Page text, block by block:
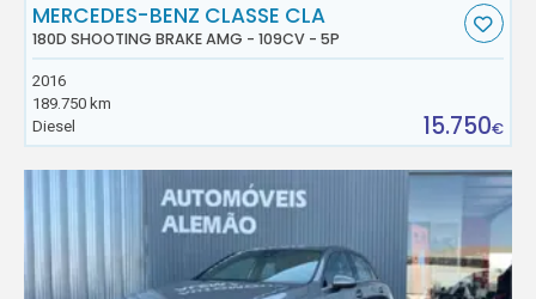
MERCEDES-BENZ CLASSE CLA
180D SHOOTING BRAKE AMG - 109CV - 5P
2016
189.750 km
Diesel
15.750€